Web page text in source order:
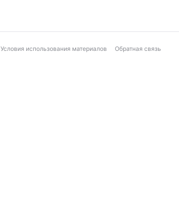
Условия использования материалов Обратная связь